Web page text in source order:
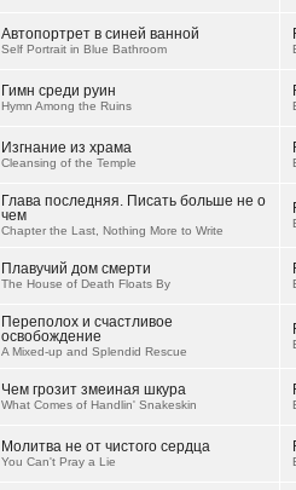
Автопортрет в синей ванной
Self Portrait in Blue Bathroom
Гимн среди руин
Hymn Among the Ruins
Изгнание из храма
Cleansing of the Temple
Глава последняя. Писать больше не о
чем
Chapter the Last, Nothing More to Write
Плавучий дом смерти
The House of Death Floats By
Переполох и счастливое
освобождение
A Mixed-up and Splendid Rescue
Чем грозит змеиная шкура
What Comes of Handlin' Snakeskin
Молитва не от чистого сердца
You Can't Pray a Lie